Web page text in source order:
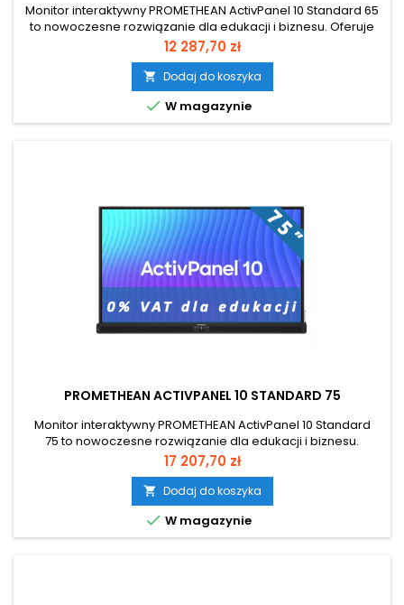
Monitor interaktywny PROMETHEAN ActivPanel 10 Standard 65
to nowoczesne rozwiązanie dla edukacji i biznesu. Oferuje
40-punktowy multi-touch i precyzyjną technologię Vellum
Touch, zapewniającą płynne pisanie i obsługę gestów.
Wyświetlacz 4K UHD (3840 × 2160) z Direct LED gwarantuje
ostrość, żywe kolory i szerokie kąty widzenia. Powłoka
antyrefleksyjna i...
Cena
12 287,70 zł
 Dodaj do koszyka
 W magazynie
PROMETHEAN ACTIVPANEL 10 STANDARD 75
Monitor interaktywny PROMETHEAN ActivPanel 10 Standard
75 to nowoczesne rozwiązanie dla edukacji i biznesu.
Oferuje 40-punktowy multi-touch i precyzyjną technologię
Vellum Touch, zapewniającą płynne pisanie i obsługę
gestów. Wyświetlacz 4K UHD (3840 × 2160) z Direct
LED gwarantuje ostrość, żywe kolory i szerokie kąty widzenia.
Powłoka antyrefleksyjna i...
Cena
17 207,70 zł
 Dodaj do koszyka
 W magazynie